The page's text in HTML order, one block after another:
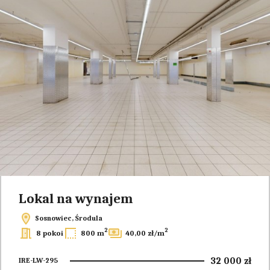
Lokal na wynajem
Sosnowiec, Środula
8 pokoi 800 m2 40,00 zł/m2
IRE-LW-295 32 000 zł